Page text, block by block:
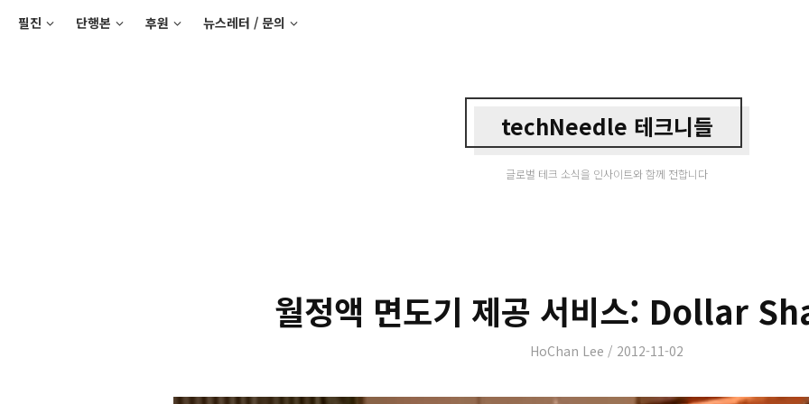
필진 단행본 후원 뉴스레터 / 문의
techNeedle 테크니들
글로벌 테크 소식을 인사이트와 함께 전합니다
월정액 면도기 제공 서비스: Dollar
Author
HoChan Lee
Posted
2012-11-02